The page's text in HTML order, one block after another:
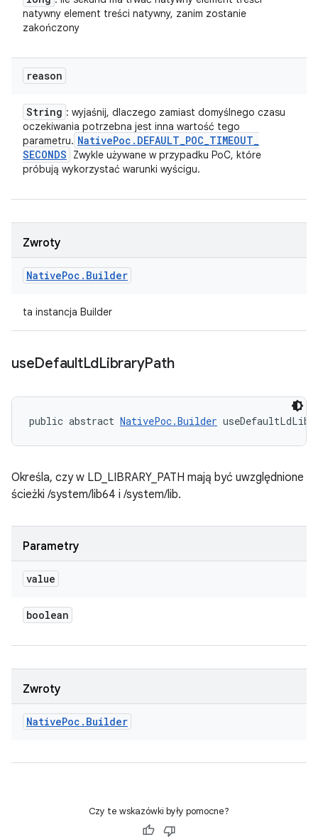
natywny element treści natywny, zanim zostanie
zakończony
reason
String : wyjaśnij, dlaczego zamiast domyślnego czasu
oczekiwania potrzebna jest inna wartość tego
parametru. NativePoc . DEFAULT_POC_TIMEOUT_
SECONDS
Zwykle używane w przypadku PoC, które
próbują wykorzystać warunki wyścigu.
Zwroty
NativePoc . Builder
ta instancja Builder
useDefaultLdLibraryPath
public abstract NativePoc.Builder
Określa, czy w LD_LIBRARY_PATH mają być uwzględnione
ścieżki /system/lib64 i /system/lib.
Parametry
value
boolean
Zwroty
NativePoc . Builder
Czy te wskazówki były pomocne?